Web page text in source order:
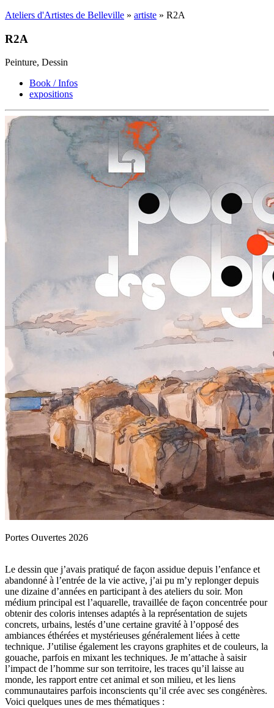
Ateliers d'Artistes de Belleville » artiste » R2A
R2A
Peinture, Dessin
Book / Infos
expositions
Portes Ouvertes 2026
Le dessin que j’avais pratiqué de façon assidue depuis l’enfance et
abandonné à l’entrée de la vie active, j’ai pu m’y replonger depuis
une dizaine d’années en participant à des ateliers du soir. Mon
médium principal est l’aquarelle, travaillée de façon concentrée pour
obtenir des coloris intenses adaptés à la représentation de sujets
concrets, urbains, lestés d’une certaine gravité à l’opposé des
ambiances éthérées et mystérieuses généralement liées à cette
technique. J’utilise également les crayons graphites et de couleurs, la
gouache, parfois en mixant les techniques. Je m’attache à saisir
l’impact de l’homme sur son territoire, les traces qu’il laisse au
monde, les rapport entre cet animal et son milieu, et les liens
communautaires parfois inconscients qu’il crée avec ses congénères.
Voici quelques unes de mes thématiques :